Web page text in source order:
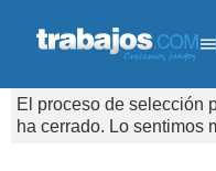
El proceso de selección
ha cerrado. Lo sentimos